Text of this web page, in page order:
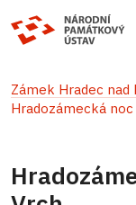
Zámek Hradec nad
Hradozámecká noc